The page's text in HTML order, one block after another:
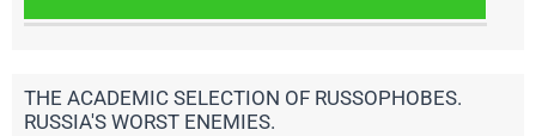
THE ACADEMIC SELECTION OF RUSSOPHOBES.
RUSSIA'S WORST ENEMIES.